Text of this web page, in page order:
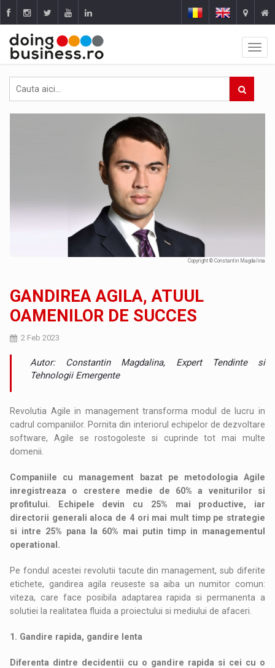
Copyright © Constantin Magdalina
GANDIREA AGILA, ATUUL
OAMENILOR DE SUCCES
2 Feb 2023
Autor: Constantin Magdalina, Expert Tendinte si
Tehnologii Emergente
Revolutia Agile in management transforma modul de lucru in
cadrul companiilor. Pornita din interiorul echipelor de dezvoltare
software, Agile se rostogoleste si cuprinde tot mai multe
domenii.
Companiile cu management bazat pe metodologia Agile
inregistreaza o crestere medie de 60% a veniturilor si
profitului. Echipele devin cu 25% mai productive, iar
directorii generali aloca de 4 ori mai mult timp pe strategie
si intre 25% pana la 60% mai putin timp in managementul
operational.
Pe fondul acestei revolutii tacute din management, sub diferite
etichete, gandirea agila reuseste sa aiba un numitor comun:
viteza, care face posibila adaptarea rapida si permanenta a
solutiei la realitatea fluida a proiectului si mediului de afaceri.
1. Gandire rapida, gandire lenta
Diferenta dintre decidentii cu o gandire rapida si cei cu o